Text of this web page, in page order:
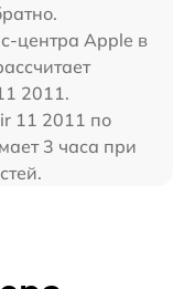
центра Apple в
2011.
11 2011 по
3 часа при